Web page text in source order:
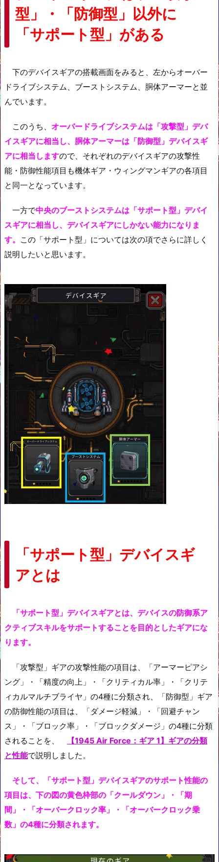
型」・「防御型」以外に
「サポート型」がある
下のデバイスギアの搭載画面をみると、左からオーバー
ドライブシステム、ブーストシステム、胴体アーマーと並
んでいます。
このうち、 オーバードライブシステムは「攻撃型」デバ
イスギアに相当し、胴体アーマーは「防御型」デバイスギ
アに相当しますので、それぞれのデバイスギアの攻撃性
能・防御性能項目も機体ギア・ウィングマンギアの各項目
と同一となっています。
一方で中央のブーストシステムは「サポート型」デバイ
スギアに相当し、デバイスギアにしかない能力になりま
す。 この「サポート型」については次の項でさらに詳しく
説明したいと思います。
「サポート型」デバイスギ
アとは
「サポート型」デバイスギアとは、 デバイスの防御系ア
クティブスキルをサポートすることを目的としたギアにな
ります。
「攻撃型」ギアの攻撃性能の項目は、「アーマーピアシ
ング」・「精度の向上」・「クリティカル率」・「クリテ
ィカルマルチブライヤ」の4種に分類され、「防御型」ギア
の防御性能の項目は、「ダメージ軽減」・「回避チャン
ス」・「ブロック率」・「ブロックダメージ」の4種に分類
されることを、
【1945 Air Force：ギア 1】ギアの分類
と性能で説明しました。
そして、「サポート型」デバイスギアのサポート性能の
項目は、下の図の黄色枠部の「クールダウン」・「期
間」・「オーバークロック率」・「オーバークロック乗
数」の4種に分類されます。